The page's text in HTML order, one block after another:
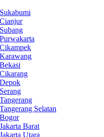
Selatan
Barat
Utara